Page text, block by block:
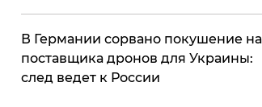
​В Германии сорвано покушение на
поставщика дронов для Украины:
след ведет к России